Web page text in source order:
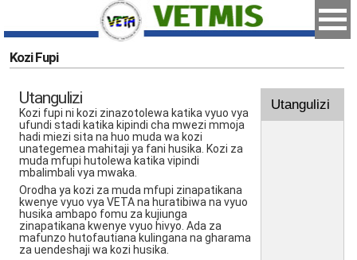
Kozi Fupi
Utangulizi
Kozi fupi ni kozi zinazotolewa katika vyuo vya
ufundi stadi katika kipindi cha mwezi mmoja
hadi miezi sita na huo muda wa kozi
unategemea mahitaji ya fani husika. Kozi za
muda mfupi hutolewa katika vipindi
mbalimbali vya mwaka.
Orodha ya kozi za muda mfupi zinapatikana
kwenye vyuo vya VETA na huratibiwa na vyuo
husika ambapo fomu za kujiunga
zinapatikana kwenye vyuo hivyo. Ada za
mafunzo hutofautiana kulingana na gharama
za uendeshaji wa kozi husika.
Utangulizi